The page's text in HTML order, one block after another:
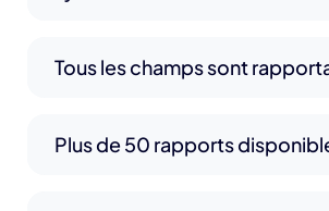
Tous les champs sont
Plus de 50 rapports